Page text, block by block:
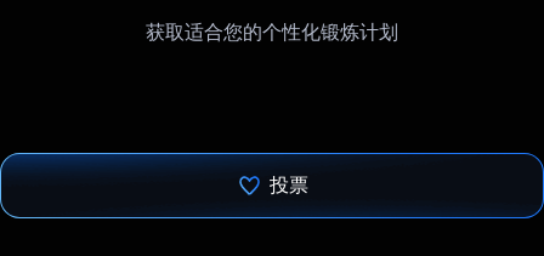
获取适合您的个性化锻炼计划
投票